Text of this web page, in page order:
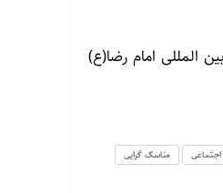
امام رضا(ع)
مناسک گرایی